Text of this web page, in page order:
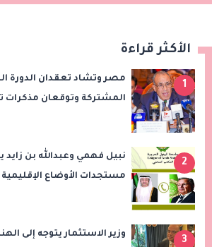
الأكثر قراءة
1
مصر وتشاد تعقدان الدورة
المشتركة وتوقعان مذكرات
2
نبيل فهمي وعبدالله بن زايد
مستجدات الأوضاع
3
وزير الاستثمار يتوجه إلى